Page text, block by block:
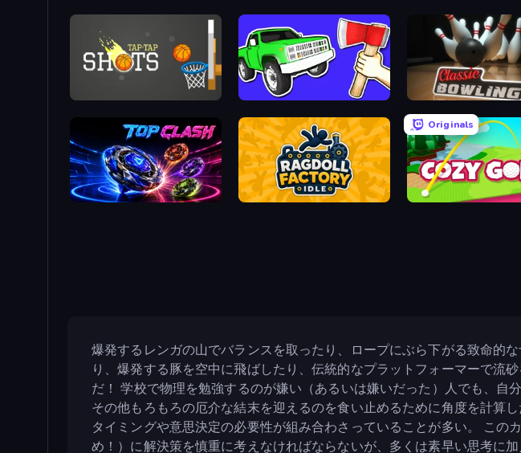
Smash the Car to Pieces! Classic Bowling
Top Clash Ragdoll Factory Idle
Originals
Cozy Golf
爆発するレンガの山でバランスを取ったり、ロープにぶら下がる致命的
り、爆発する豚を空中に飛ばしたり、伝統的なプラットフォーマーで流
だ！ 学校で物理を勉強するのが嫌い（あるいは嫌いだった）人でも、自
その他もろもろの厄介な結末を迎えるのを食い止めるために角度を計算
タイミングや意思決定の必要性が組み合わさっていることが多い。 こ
め！）に解決策を慎重に考えなければならないが、多くは素早い思考に